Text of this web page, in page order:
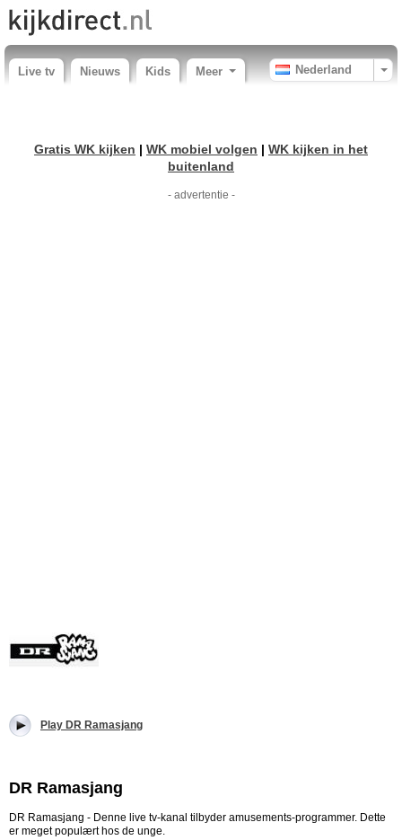
Live tv Nieuws Kids Meer Nederland
Gratis WK kijken | WK mobiel volgen | WK kijken in het
buitenland
- advertentie -
Play DR Ramasjang
DR Ramasjang
DR Ramasjang - Denne live tv-kanal tilbyder amusements-programmer. Dette
er meget populært hos de unge.